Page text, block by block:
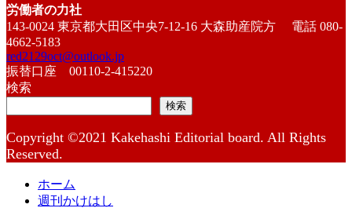
労働者の力社
143-0024 東京都大田区中央7-12-16 大森助産院方 電話 080-
4662-5183
red2129oct@outlook.jp
振替口座 00110-2-415220
検索
検索
Copyright ©2021 Kakehashi Editorial board. All Rights
Reserved.
ホーム
週刊かけはし